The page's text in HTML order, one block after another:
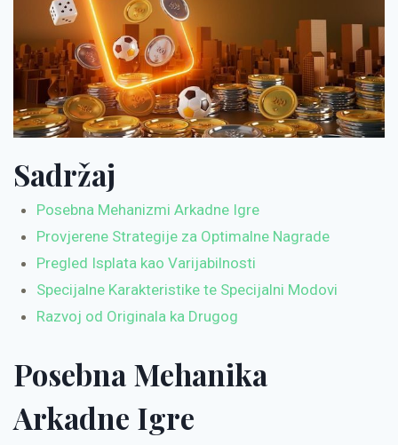
Sadržaj
Posebna Mehanizmi Arkadne Igre
Provjerene Strategije za Optimalne Nagrade
Pregled Isplata kao Varijabilnosti
Specijalne Karakteristike te Specijalni Modovi
Razvoj od Originala ka Drugog
Posebna Mehanika
Arkadne Igre